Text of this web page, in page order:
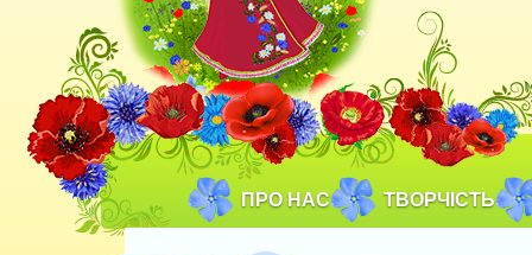
ПРО НАС ТВОРЧІСТЬ